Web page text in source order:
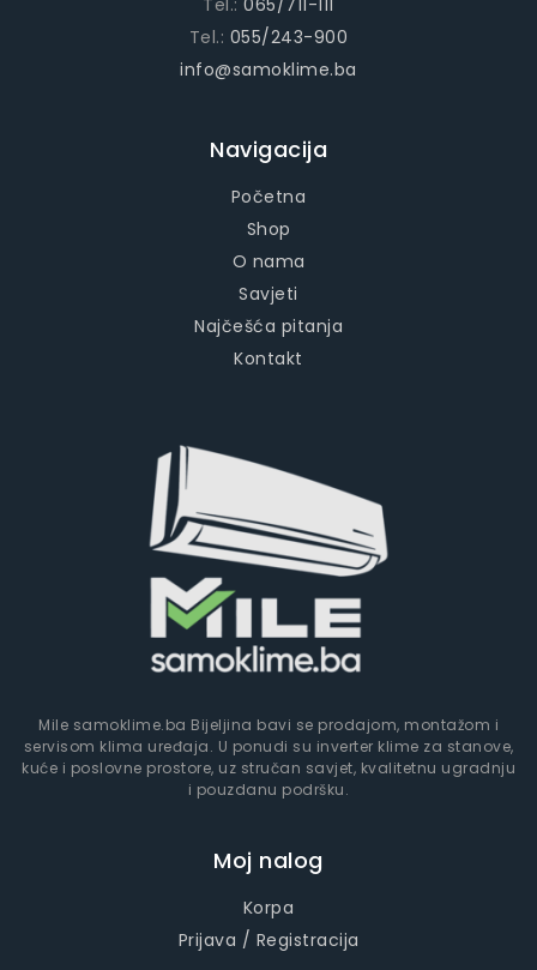
Tel.: 055/243-900
info@samoklime.ba
Navigacija
Početna
Shop
O nama
Savjeti
Najčešća pitanja
Kontakt
Mile samoklime.ba Bijeljina bavi se prodajom, montažom i
servisom klima uređaja. U ponudi su inverter klime za stanove,
kuće i poslovne prostore, uz stručan savjet, kvalitetnu ugradnju
i pouzdanu podršku.
Moj nalog
Korpa
Prijava / Registracija